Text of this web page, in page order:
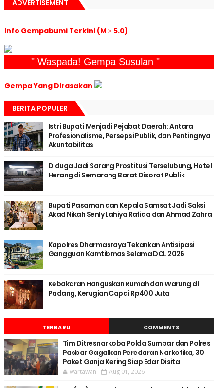
ADVERTISEMENT
Info Gempabumi Terkini (M ≥ 5.0)
" Waspada! Gempa Susulan "
Gempa Yang Dirasakan
BERITA POPULER
Istri Bupati Menjadi Pejabat Daerah: Antara
Profesionalisme, Persepsi Publik, dan Pentingnya
Akuntabilitas
Diduga Jadi Sarang Prostitusi Terselubung, Hotel
Herang di Semarang Barat Disorot Publik
Bupati Pasaman dan Kepala Samsat Jadi Saksi
Akad Nikah Senly Lahiya Rafiqa dan Ahmad Zahra
Kapolres Dharmasraya Tekankan Antisipasi
Gangguan Kamtibmas Selama DCL 2026
Kebakaran Hanguskan Rumah dan Warung di
Padang, Kerugian Capai Rp400 Juta
TERBARU COMMENTS
Tim Ditresnarkoba Polda Sumbar dan Polres
Pasbar Gagalkan Peredaran Narkotika, 30
Paket Ganja Kering Siap Edar Disita
wartawan Aug 01, 2026